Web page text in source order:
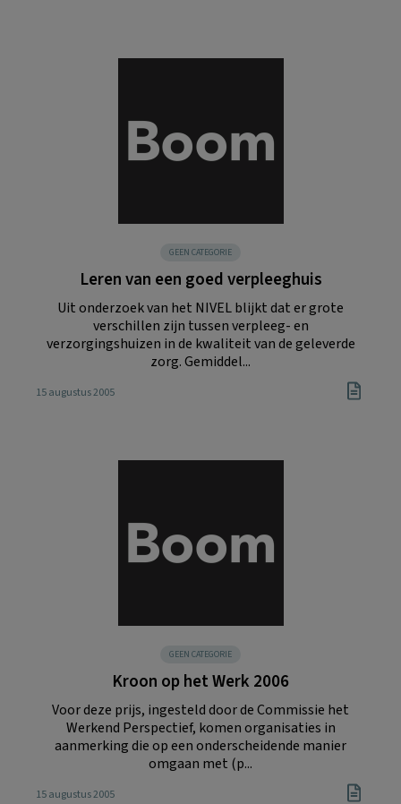
GEEN CATEGORIE
Leren van een goed verpleeghuis
Uit onderzoek van het NIVEL blijkt dat er grote
verschillen zijn tussen verpleeg- en
verzorgingshuizen in de kwaliteit van de geleverde
zorg. Gemiddel...
15 augustus 2005
GEEN CATEGORIE
Kroon op het Werk 2006
Voor deze prijs, ingesteld door de Commissie het
Werkend Perspectief, komen organisaties in
aanmerking die op een onderscheidende manier
omgaan met (p...
15 augustus 2005